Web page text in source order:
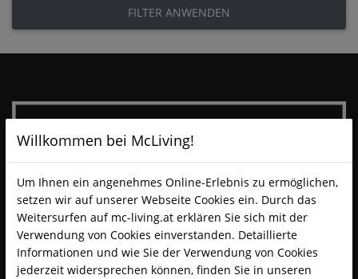
FILTER ANWENDEN
Willkommen bei McLiving!
Um Ihnen ein angenehmes Online-Erlebnis zu ermöglichen,
setzen wir auf unserer Webseite Cookies ein. Durch das
Weitersurfen auf mc-living.at erklären Sie sich mit der
Verwendung von Cookies einverstanden. Detaillierte
Informationen und wie Sie der Verwendung von Cookies
jederzeit widersprechen können, finden Sie in unseren